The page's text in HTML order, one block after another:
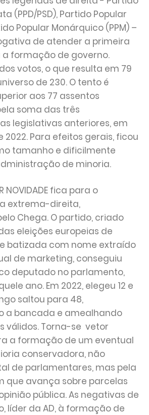
(PPD/PSD), Partido Popular
Popular Monárquico (PPM) –
de atender a primeira
formação de governo.
votos, o que resulta em 79
de 230. O tento é
aos 77 assentos
soma das três
legislativas anteriores, em
2022. Para efeitos gerais, ficou
tamanho e dificilmente
de minoria.
NOVIDADE fica para o
extrema-direita,
Chega. O partido, criado
eleições europeias de
batizada com nome extraído
de marketing, conseguiu
deputado no parlamento,
ano. Em 2022, elegeu 12 e
saltou para 48,
a bancada e amealhando
válidos. Torna-se vetor
a formação de um eventual
conservadora, não
de parlamentares, mas pela
que avança sobre parcelas
pública. As negativas de
líder da AD, à formação de